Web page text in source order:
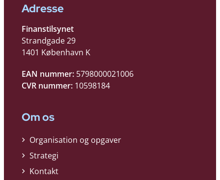
Adresse
Finanstilsynet
Strandgade 29
1401 København K
EAN nummer: 5798000021006
CVR nummer: 10598184
Om os
Organisation og opgaver
Strategi
Kontakt